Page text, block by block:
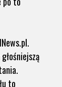
to